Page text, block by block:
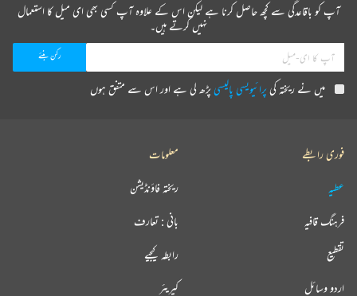
آپ کو باقاعدگی سے کچھ حاصل کرنا ہے لیکن اس کے علاوہ آپ کسی بھی ای میل کا استعمال
نہیں کرتے ہیں۔
میں نے ریختہ کیپرائیویسی پالیسیپڑھ لی ہے اور اس سے متفق ہوں
فوری رابطے
عطیہ
فرہنگ قافیہ
تقطیع
اردو وسائل
معلومات
ریختہ فاؤنڈیشن
بانی : تعارف
رابطہ کیجیے
کیریئر